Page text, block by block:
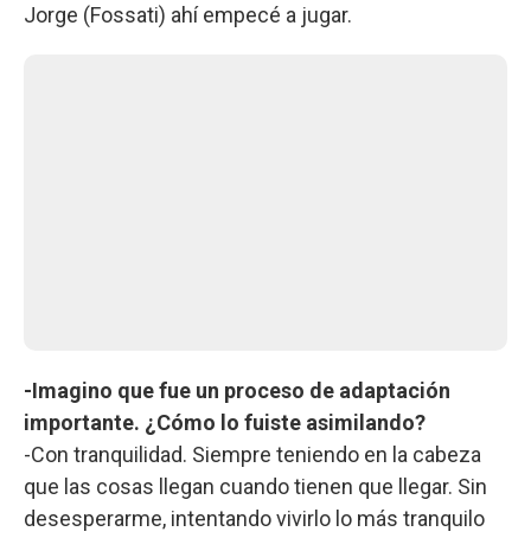
Jorge (Fossati) ahí empecé a jugar.
-Imagino que fue un proceso de adaptación
importante. ¿Cómo lo fuiste asimilando?
-Con tranquilidad. Siempre teniendo en la cabeza
que las cosas llegan cuando tienen que llegar. Sin
desesperarme, intentando vivirlo lo más tranquilo